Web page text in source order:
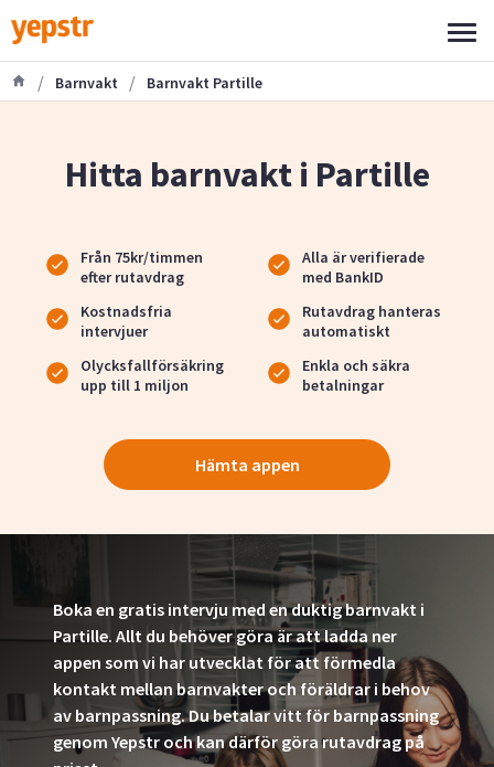
/ Barnvakt / Barnvakt Partille
Hitta barnvakt i Partille
Från 75kr/timmen
efter rutavdrag
Alla är verifierade
med BankID
Kostnadsfria
intervjuer
Rutavdrag hanteras
automatiskt
Olycksfallförsäkring
upp till 1 miljon
Enkla och säkra
betalningar
Hämta appen
Boka en gratis intervju med en duktig barnvakt i
Partille. Allt du behöver göra är att ladda ner
appen som vi har utvecklat för att förmedla
kontakt mellan barnvakter och föräldrar i behov
av barnpassning. Du betalar vitt för barnpassning
genom Yepstr och kan därför göra rutavdrag på